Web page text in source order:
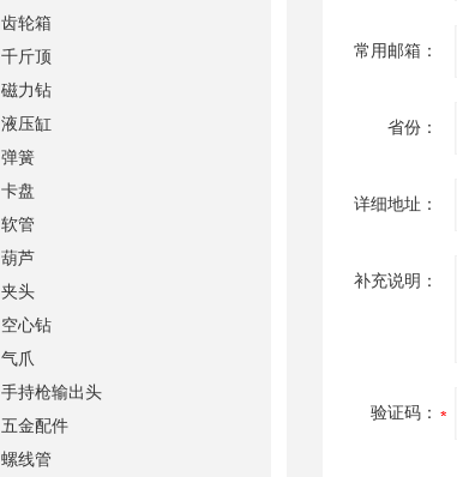
常用邮箱：
省份：
详细地址：
补充说明：
验证码：
齿轮箱
千斤顶
磁力钻
液压缸
弹簧
卡盘
软管
葫芦
夹头
空心钻
气爪
手持枪输出头
五金配件
螺线管